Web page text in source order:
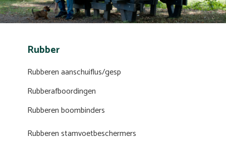
Rubber
Rubberen aanschuiflus/gesp
Rubberafboordingen
Rubberen boombinders
Rubberen stamvoetbeschermers